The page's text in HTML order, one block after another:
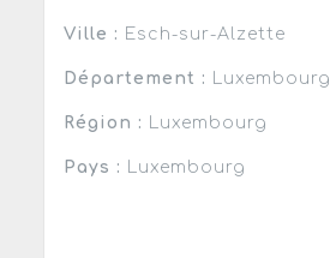
Ville : Esch-sur-Alzette
Département : Luxembourg
Région : Luxembourg
Pays : Luxembourg